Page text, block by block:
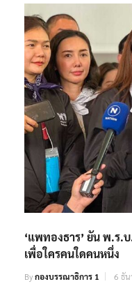
‘แพทองธาร’ ยัน พ.ร.
เพื่อใครคนใดคนหนึ่ง
Byกองบรรณาธิการ 1 6 ธั